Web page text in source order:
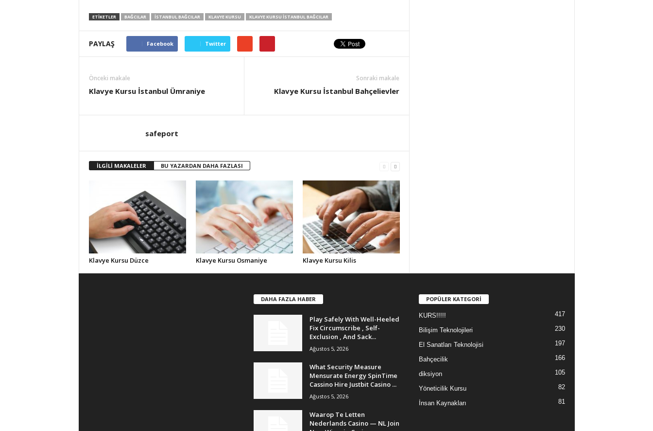
ETİKETLER BAĞCILAR İSTANBUL BAĞCILAR KLAVYE KURSU KLAVYE KURSU İSTANBUL BAĞCILAR
PAYLAŞ Facebook Twitter
Önceki makale
Klavye Kursu İstanbul Ümraniye
Sonraki makale
Klavye Kursu İstanbul Bahçelievler
safeport
İLGİLİ MAKALELER BU YAZARDAN DAHA FAZLASI
Klavye Kursu Düzce Klavye Kursu Osmaniye Klavye Kursu Kilis
DAHA FAZLA HABER
Play Safely With Well-Heeled
Fix Circumscribe , Self-
Exclusion , And Sack...
Ağustos 5, 2026
What Security Measure
Mensurate Energy SpinTime
Cassino Hire Justbit Casino ...
Ağustos 5, 2026
Waarop Te Letten
Nederlands Casino — NL Join
POPÜLER KATEGORİ
KURS!!!!! 417
Bilişim Teknolojileri 230
El Sanatları Teknolojisi 197
Bahçecilik 166
diksiyon 105
Yöneticilik Kursu 82
İnsan Kaynakları 81